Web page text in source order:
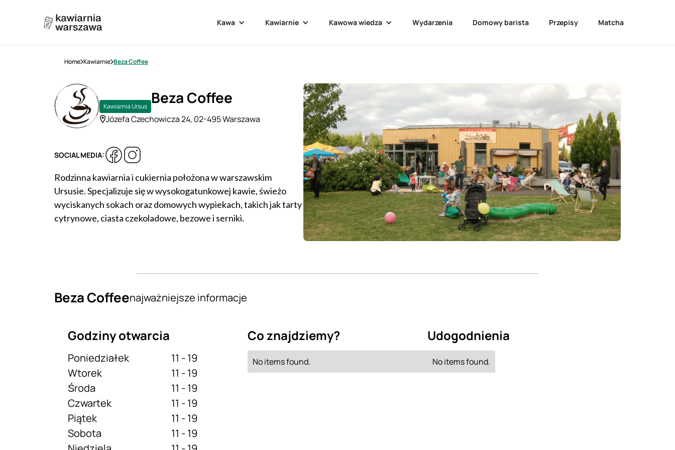
Kawa Kawiarnie Kawowa wiedza Wydarzenia Domowy barista Przepisy Matcha
Home Kawiarnie Beza Coffee
Kawiarnia Ursus Beza Coffee
Józefa Czechowicza 24, 02-495 Warszawa
SOCIAL MEDIA:
Rodzinna kawiarnia i cukiernia położona w warszawskim
Ursusie. Specjalizuje się w wysokogatunkowej kawie, świeżo
wyciskanych sokach oraz domowych wypiekach, takich jak tarty
cytrynowe, ciasta czekoladowe, bezowe i serniki.
Beza Coffeenajważniejsze informacje
Godziny otwarcia
Poniedziałek
11 - 19
Wtorek
11 - 19
Środa
11 - 19
Czwartek
11 - 19
Piątek
11 - 19
Sobota
11 - 19
Co znajdziemy?
No items found.
Udogodnienia
No items found.